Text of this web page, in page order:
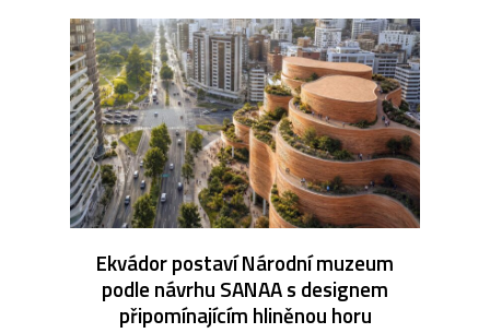
Ekvádor postaví Národní muzeum
podle návrhu SANAA s designem
připomínajícím hliněnou horu